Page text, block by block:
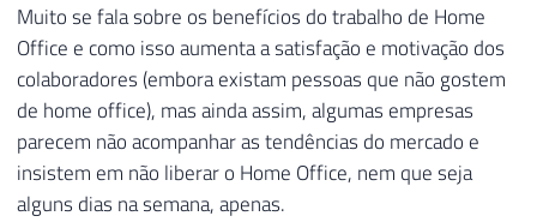
Muito se fala sobre os benefícios do trabalho de Home
Office e como isso aumenta a satisfação e motivação dos
colaboradores (embora existam pessoas que não gostem
de home office), mas ainda assim, algumas empresas
parecem não acompanhar as tendências do mercado e
insistem em não liberar o Home Office, nem que seja
alguns dias na semana, apenas.